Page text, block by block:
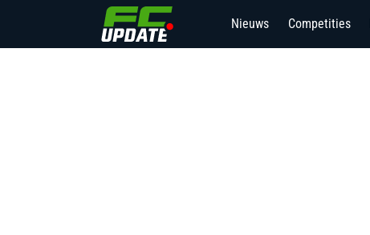
Nieuws Competities